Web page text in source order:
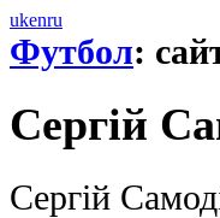
ukenru
Футбол:
Сергiй
Сергiй